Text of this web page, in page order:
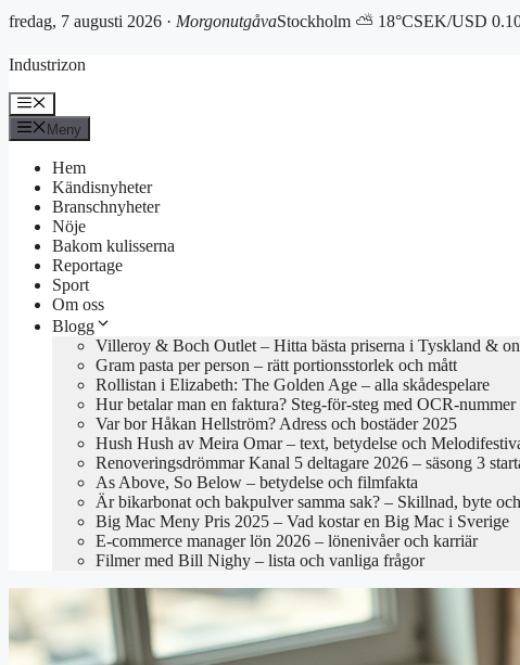
fredag, 7 augusti 2026 · MorgonutgåvaStockholm ⛅ 18°CSEK/USD
till
Industrizon
Meny
Meny
Hem
Kändisnyheter
Branschnyheter
Nöje
Bakom kulisserna
Reportage
Sport
Om oss
Blogg
Villeroy & Boch Outlet – Hitta bästa priserna i Tyskland &
Gram pasta per person – rätt portionsstorlek och mått
Rollistan i Elizabeth: The Golden Age – alla skådespelare
Hur betalar man en faktura? Steg-för-steg med OCR-nummer
Var bor Håkan Hellström? Adress och bostäder 2025
Hush Hush av Meira Omar – text, betydelse och
Renoveringsdrömmar Kanal 5 deltagare 2026 – säsong 3
As Above, So Below – betydelse och filmfakta
Är bikarbonat och bakpulver samma sak? – Skillnad, byte
Big Mac Meny Pris 2025 – Vad kostar en Big Mac i Sverige
E-commerce manager lön 2026 – lönenivåer och karriär
Filmer med Bill Nighy – lista och vanliga frågor